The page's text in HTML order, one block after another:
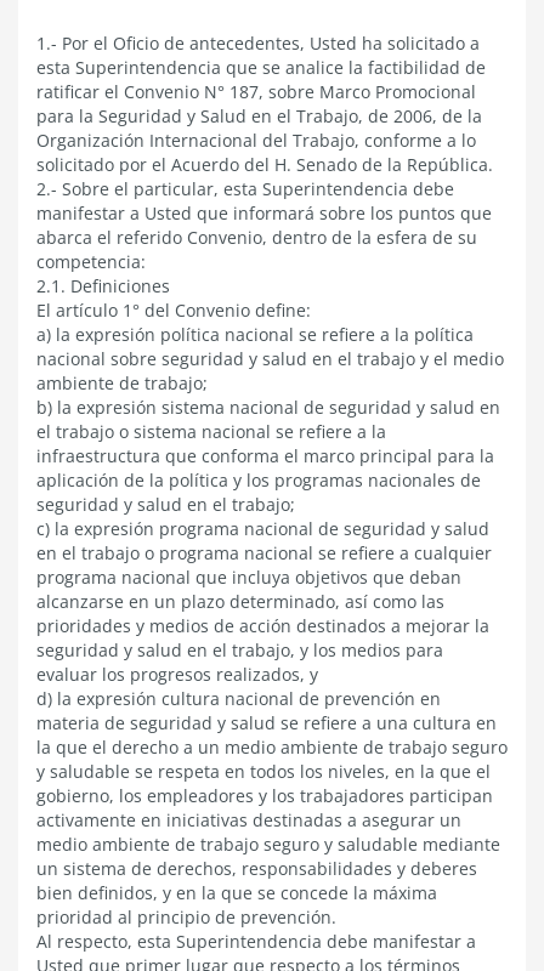
1.- Por el Oficio de antecedentes, Usted ha solicitado a
esta Superintendencia que se analice la factibilidad de
ratificar el Convenio N° 187, sobre Marco Promocional
para la Seguridad y Salud en el Trabajo, de 2006, de la
Organización Internacional del Trabajo, conforme a lo
solicitado por el Acuerdo del H. Senado de la República.
2.- Sobre el particular, esta Superintendencia debe
manifestar a Usted que informará sobre los puntos que
abarca el referido Convenio, dentro de la esfera de su
competencia:
2.1. Definiciones
El artículo 1° del Convenio define:
a) la expresión política nacional se refiere a la política
nacional sobre seguridad y salud en el trabajo y el medio
ambiente de trabajo;
b) la expresión sistema nacional de seguridad y salud en
el trabajo o sistema nacional se refiere a la
infraestructura que conforma el marco principal para la
aplicación de la política y los programas nacionales de
seguridad y salud en el trabajo;
c) la expresión programa nacional de seguridad y salud
en el trabajo o programa nacional se refiere a cualquier
programa nacional que incluya objetivos que deban
alcanzarse en un plazo determinado, así como las
prioridades y medios de acción destinados a mejorar la
seguridad y salud en el trabajo, y los medios para
evaluar los progresos realizados, y
d) la expresión cultura nacional de prevención en
materia de seguridad y salud se refiere a una cultura en
la que el derecho a un medio ambiente de trabajo seguro
y saludable se respeta en todos los niveles, en la que el
gobierno, los empleadores y los trabajadores participan
activamente en iniciativas destinadas a asegurar un
medio ambiente de trabajo seguro y saludable mediante
un sistema de derechos, responsabilidades y deberes
bien definidos, y en la que se concede la máxima
prioridad al principio de prevención.
Al respecto, esta Superintendencia debe manifestar a
Usted que primer lugar que respecto a los términos